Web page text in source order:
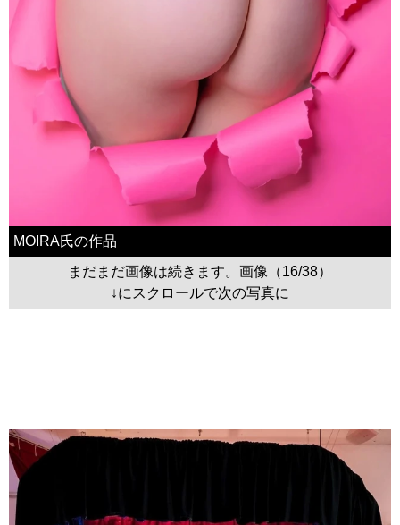
MOIRA氏の作品
まだまだ画像は続きます。画像（16/38）
↓にスクロールで次の写真に